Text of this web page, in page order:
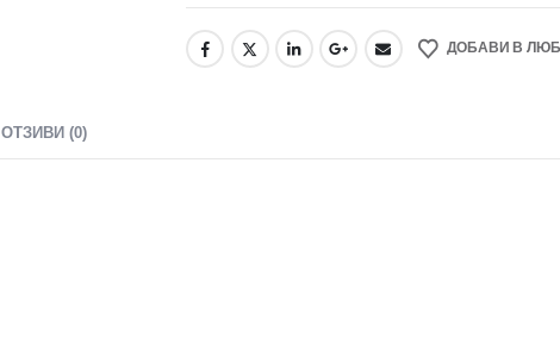
ДОБАВИ В
ОТЗИВИ (0)